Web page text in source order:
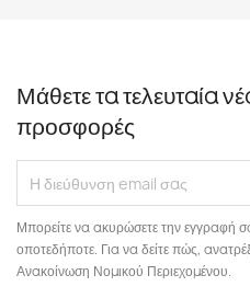
Μάθετε τα τελευταία
προσφορές
Μπορείτε να ακυρώσετε την εγγραφή
οποτεδήποτε. Για να δείτε πώς,
Ανακοίνωση Νομικού Περιεχομένου.